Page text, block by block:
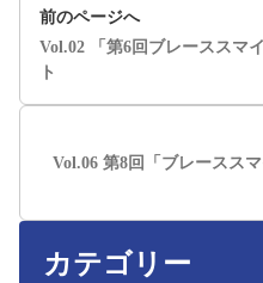
前のページへ
Vol.02 「第6回ブレーススマ
ト
Vol.06 第8回「ブレースス
カテゴリー